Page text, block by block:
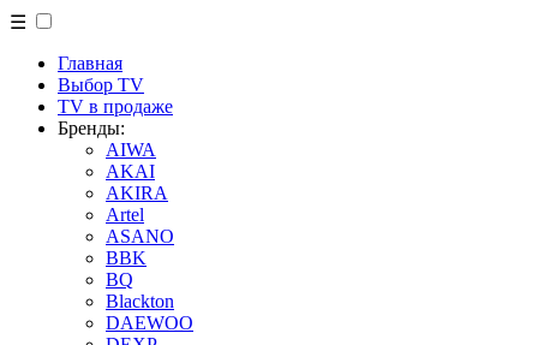
☰
Главная
Выбор TV
TV в продаже
Бренды:
AIWA
AKAI
AKIRA
Artel
ASANO
BBK
BQ
Blackton
DAEWOO